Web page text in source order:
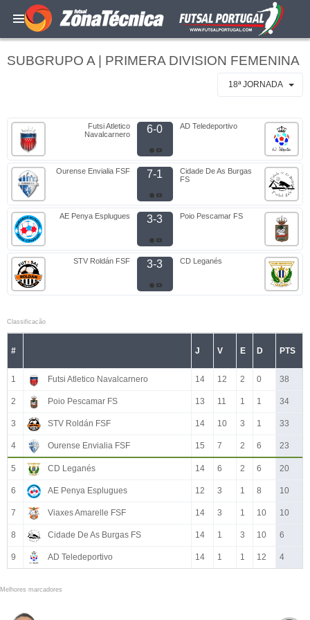
SUBGRUPO A | PRIMERA DIVISION FEMENINA
18ª JORNADA
Futsi Atletico
Navalcarnero
6-0 AD Teledeportivo
Ourense Envialia FSF 7-1
Cidade De As Burgas
FS
AE Penya Esplugues 3-3 Poio Pescamar FS
STV Roldán FSF 3-3 CD Leganés
Classificacão
# J V E D PTS
1 Futsi Atletico Navalcarnero 14 12 2 0 38
2 Poio Pescamar FS 13 11 1 1 34
3 STV Roldán FSF 14 10 3 1 33
4 Ourense Envialia FSF 15 7 2 6 23
5 CD Leganés 14 6 2 6 20
6 AE Penya Esplugues 12 3 1 8 10
7 Viaxes Amarelle FSF 14 3 1 10 10
8 Cidade De As Burgas FS 14 1 3 10 6
9 AD Teledeportivo 14 1 1 12 4
Melhores marcadores